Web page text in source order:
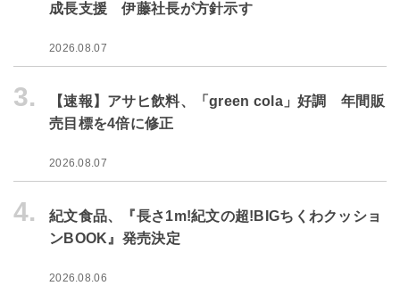
成長支援 伊藤社長が方針示す
2026.08.07
3.
【速報】アサヒ飲料、「green cola」好調 年間販
売目標を4倍に修正
2026.08.07
4.
紀文食品、『長さ1m!紀文の超!BIGちくわクッショ
ンBOOK』発売決定
2026.08.06